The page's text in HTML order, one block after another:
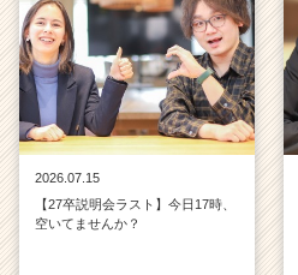
2026.07.15
【27卒説明会ラスト】今日17時、
空いてませんか？